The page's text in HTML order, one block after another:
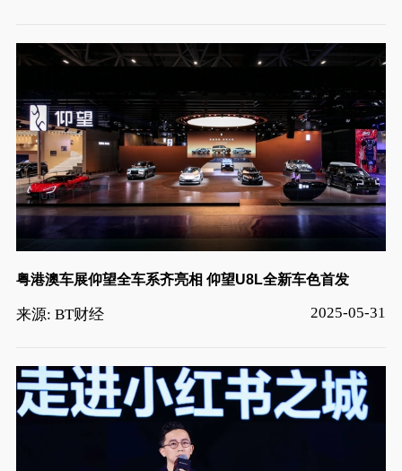
粤港澳车展仰望全车系齐亮相 仰望U8L全新车色首发
来源: BT财经 2025-05-31